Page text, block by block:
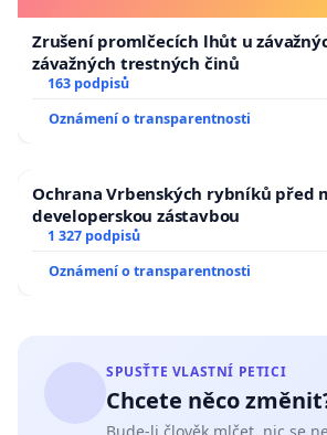
Zrušení promlčecích lhůt u
závažných trestných činů
163 podpisů
Oznámení o transparentnosti
Ochrana Vrbenských rybníků před
developerskou zástavbou
1 327 podpisů
Oznámení o transparentnosti
SPUSŤTE VLASTNÍ PETICI
Chcete něco